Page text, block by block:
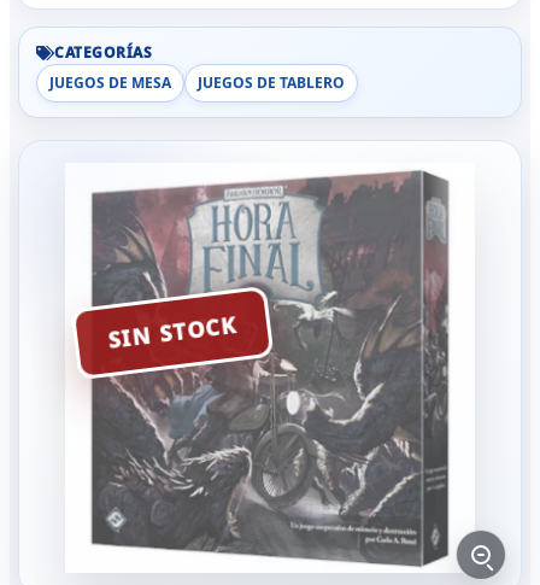
CATEGORÍAS
JUEGOS DE MESA
JUEGOS DE TABLERO
SIN STOCK